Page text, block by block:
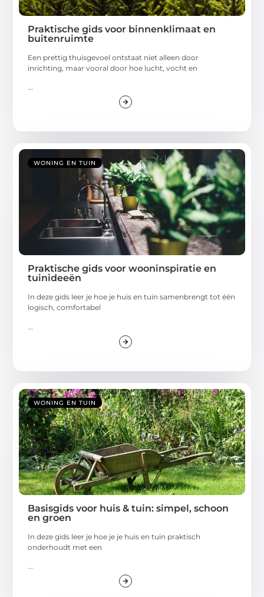
Praktische gids voor binnenklimaat en
buitenruimte
Een prettig thuisgevoel ontstaat niet alleen door
inrichting, maar vooral door hoe lucht, vocht en
...
WONING EN TUIN
Praktische gids voor wooninspiratie en
tuinideeën
In deze gids leer je hoe je huis en tuin samenbrengt tot één
logisch, comfortabel
WONING EN TUIN
Basisgids voor huis & tuin: simpel, schoon
en groen
In deze gids leer je hoe je je huis en tuin praktisch
onderhoudt met een
...